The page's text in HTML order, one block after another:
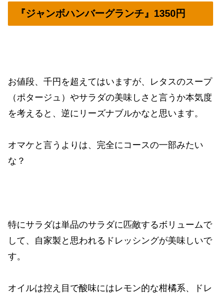
『ジャンボハンバーグランチ』1350円
お値段、千円を超えてはいますが、レタスのスープ
（ポタージュ）やサラダの美味しさと言うか本気度
を考えると、逆にリーズナブルかなと思います。
オマケと言うよりは、完全にコースの一部みたい
な？
特にサラダは単品のサラダに匹敵するボリュームで
して、自家製と思われるドレッシングが美味しいで
す。
オイルは控え目で酸味にはレモン的な柑橘系、ドレ